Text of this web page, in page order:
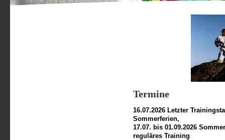
Termine
16.07.2026 Letzter
Sommerferien,
17.07. bis 01.09.2026
reguläres Training